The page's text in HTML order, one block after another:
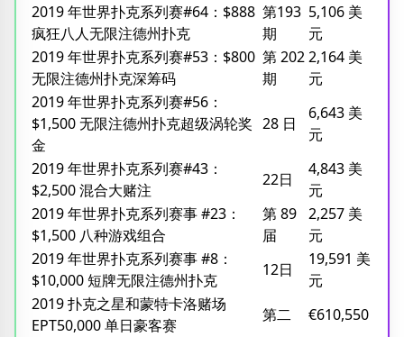
2019 年世界扑克系列赛#64：$888
疯狂八人无限注德州扑克
第193
期
5,106 美
元
2019 年世界扑克系列赛#53：$800
无限注德州扑克深筹码
第 202
期
2,164 美
元
2019 年世界扑克系列赛#56：
$1,500 无限注德州扑克超级涡轮奖
金
28 日
6,643 美
元
2019 年世界扑克系列赛#43：
$2,500 混合大赌注
22日
4,843 美
元
2019 年世界扑克系列赛事 #23：
$1,500 八种游戏组合
第 89
届
2,257 美
元
2019 年世界扑克系列赛事 #8：
$10,000 短牌无限注德州扑克
12日
19,591 美
元
2019 扑克之星和蒙特卡洛赌场
EPT50,000 单日豪客赛
第二
€610,550